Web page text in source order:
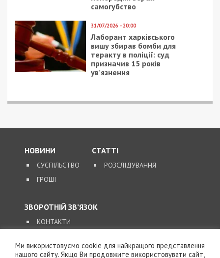
самогубство
31/07/2026 - 20:00
Лаборант харківського
вишу збирав бомби для
теракту в поліції: суд
призначив 15 років
ув’язнення
НОВИНИ
СУСПІЛЬСТВО
ГРОШІ
СТАТТІ
РОЗСЛІДУВАННЯ
ЗВОРОТНІЙ ЗВ’ЯЗОК
КОНТАКТИ
SUPPORT@49000.COM.UA
Ми використовуємо cookie для найкращого представлення
нашого сайту. Якщо Ви продовжите використовувати сайт,